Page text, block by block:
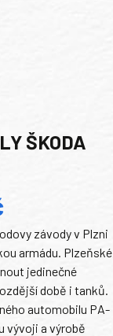
ŠKODA
závody v Plzni
armádu. Plzeňské
jedinečné
době i tanků.
automobilu PA-
vývoji a výrobě